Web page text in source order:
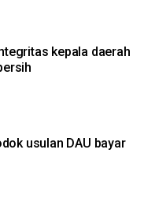
kepala daerah
usulan DAU bayar